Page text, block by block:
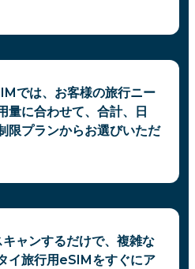
では、お客様の旅行ニー
量に合わせて、合計、日
限プランからお選びいただ
ャンするだけで、複雑な
イ旅行用eSIMをすぐにア